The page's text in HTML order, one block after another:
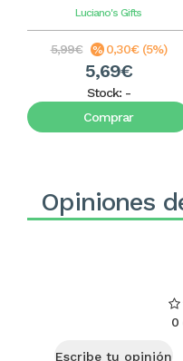
Luciano's Gifts
5,99€ 0,30€ (5%)
5,69€
Stock: -
Comprar
Opiniones
0
Escribe tu opinión